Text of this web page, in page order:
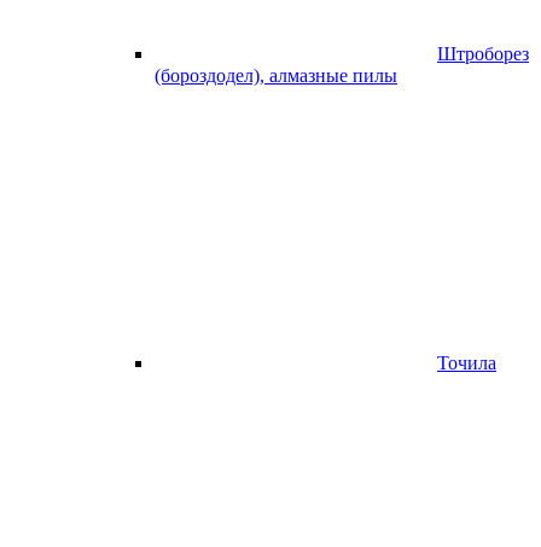
Штроборез
(бороздодел), алмазные пилы
Точила